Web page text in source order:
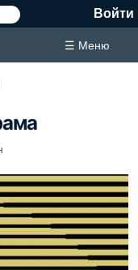
Войти
☰ Меню